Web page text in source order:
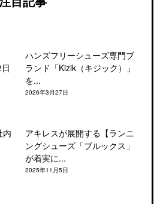
ハンズフリーシューズ専門ブ
ランド「Kizik（キジック）」
を...
2026年3月27日
内
アキレスが展開する【ランニ
ングシューズ「ブルックス」
が着実に...
2025年11月5日